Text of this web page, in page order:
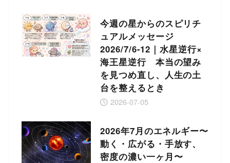
今週の星からのスピリチ
ュアルメッセージ
2026/7/6-12｜水星逆行×
海王星逆行 本当の望み
を見つめ直し、人生の土
台を整えるとき
2026-07-05
2026年7月のエネルギー〜
動く・広がる・手放す、
密度の濃い一ヶ月〜